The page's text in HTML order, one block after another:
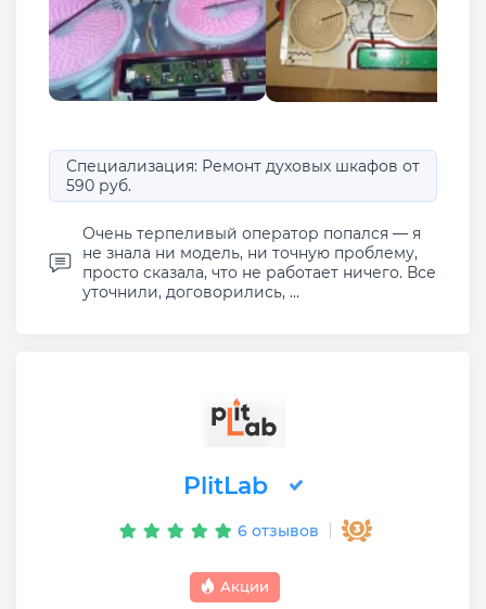
Специализация: Ремонт духовых шкафов от
590 руб.
Очень терпеливый оператор попался — я
не знала ни модель, ни точную проблему,
просто сказала, что не работает ничего. Все
уточнили, договорились, ...
PlitLab
6 отзывов
Акции